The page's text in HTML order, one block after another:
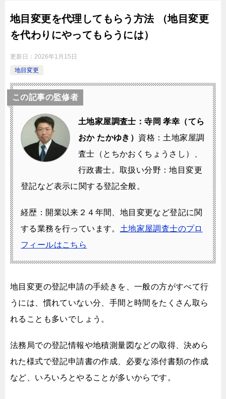
地目変更を代理してもらう方法 （地目変更
を代わりにやってもらうには）
更新日： 2026年1月15日
地目変更
この記事の監修者
土地家屋調査士：寺岡 孝幸（てら
おか たかゆき） 資格：土地家屋調
査士（とちかおくちょうさし）、
行政書士。 取扱い分野：地目変更
登記など表示に関する登記全般。
経歴：開業以来２４年間、地目変更など登記に関
する業務を行っています。 土地家屋調査士のプロ
フィールはこちら
地目変更の登記申請の手続きを、 一般の方がすべて行
うには、慣れていない分、手間と時間をたくさん取ら
れることも多いでしょう。
法務局での登記情報や地積測量図などの取得、決めら
れた様式で登記申請書の作成、 必要な添付書類の作成
など、いろいろとやることが多いからです。